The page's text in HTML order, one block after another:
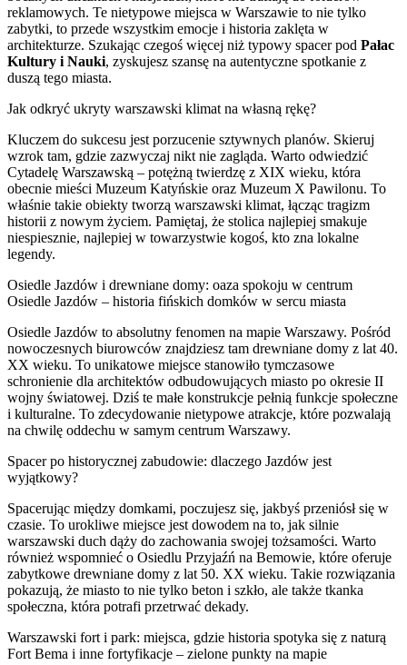
reklamowych. Te nietypowe miejsca w Warszawie to nie tylko
zabytki, to przede wszystkim emocje i historia zaklęta w
architekturze. Szukając czegoś więcej niż typowy spacer pod Pałac
Kultury i Nauki, zyskujesz szansę na autentyczne spotkanie z
duszą tego miasta.
Jak odkryć ukryty warszawski klimat na własną rękę?
Kluczem do sukcesu jest porzucenie sztywnych planów. Skieruj
wzrok tam, gdzie zazwyczaj nikt nie zagląda. Warto odwiedzić
Cytadelę Warszawską – potężną twierdzę z XIX wieku, która
obecnie mieści Muzeum Katyńskie oraz Muzeum X Pawilonu. To
właśnie takie obiekty tworzą warszawski klimat, łącząc tragizm
historii z nowym życiem. Pamiętaj, że stolica najlepiej smakuje
niespiesznie, najlepiej w towarzystwie kogoś, kto zna lokalne
legendy.
Osiedle Jazdów i drewniane domy: oaza spokoju w centrum
Osiedle Jazdów – historia fińskich domków w sercu miasta
Osiedle Jazdów to absolutny fenomen na mapie Warszawy. Pośród
nowoczesnych biurowców znajdziesz tam drewniane domy z lat 40.
XX wieku. To unikatowe miejsce stanowiło tymczasowe
schronienie dla architektów odbudowujących miasto po okresie II
wojny światowej. Dziś te małe konstrukcje pełnią funkcje społeczne
i kulturalne. To zdecydowanie nietypowe atrakcje, które pozwalają
na chwilę oddechu w samym centrum Warszawy.
Spacer po historycznej zabudowie: dlaczego Jazdów jest
wyjątkowy?
Spacerując między domkami, poczujesz się, jakbyś przeniósł się w
czasie. To urokliwe miejsce jest dowodem na to, jak silnie
warszawski duch dąży do zachowania swojej tożsamości. Warto
również wspomnieć o Osiedlu Przyjaźń na Bemowie, które oferuje
zabytkowe drewniane domy z lat 50. XX wieku. Takie rozwiązania
pokazują, że miasto to nie tylko beton i szkło, ale także tkanka
społeczna, która potrafi przetrwać dekady.
Warszawski fort i park: miejsca, gdzie historia spotyka się z naturą
Fort Bema i inne fortyfikacje – zielone punkty na mapie